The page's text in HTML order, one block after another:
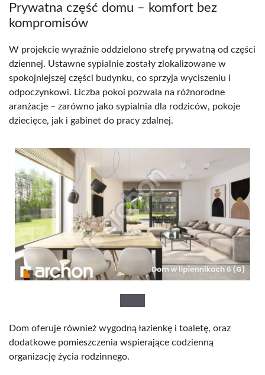
Prywatna część domu – komfort bez
kompromisów
W projekcie wyraźnie oddzielono strefę prywatną od części
dziennej. Ustawne sypialnie zostały zlokalizowane w
spokojniejszej części budynku, co sprzyja wyciszeniu i
odpoczynkowi. Liczba pokoi pozwala na różnorodne
aranżacje – zarówno jako sypialnia dla rodziców, pokoje
dziecięce, jak i gabinet do pracy zdalnej.
Dom oferuje również wygodną łazienkę i toaletę, oraz
dodatkowe pomieszczenia wspierające codzienną
organizację życia rodzinnego.